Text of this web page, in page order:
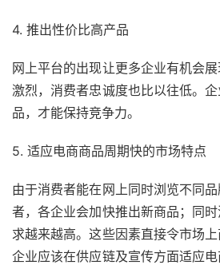
4. 推出性价比高产品
网上平台的出现让更多企业有机会
激烈，消费者忠诚度也比以往低。
品，才能保持竞争力。
5. 适应电商商品周期快的市场特点
由于消费者能在网上同时浏览不同
者，各企业会加快推出新商品；同
求越来越高。这些因素直接令市场上
企业应该在供应链及宣传方面适应